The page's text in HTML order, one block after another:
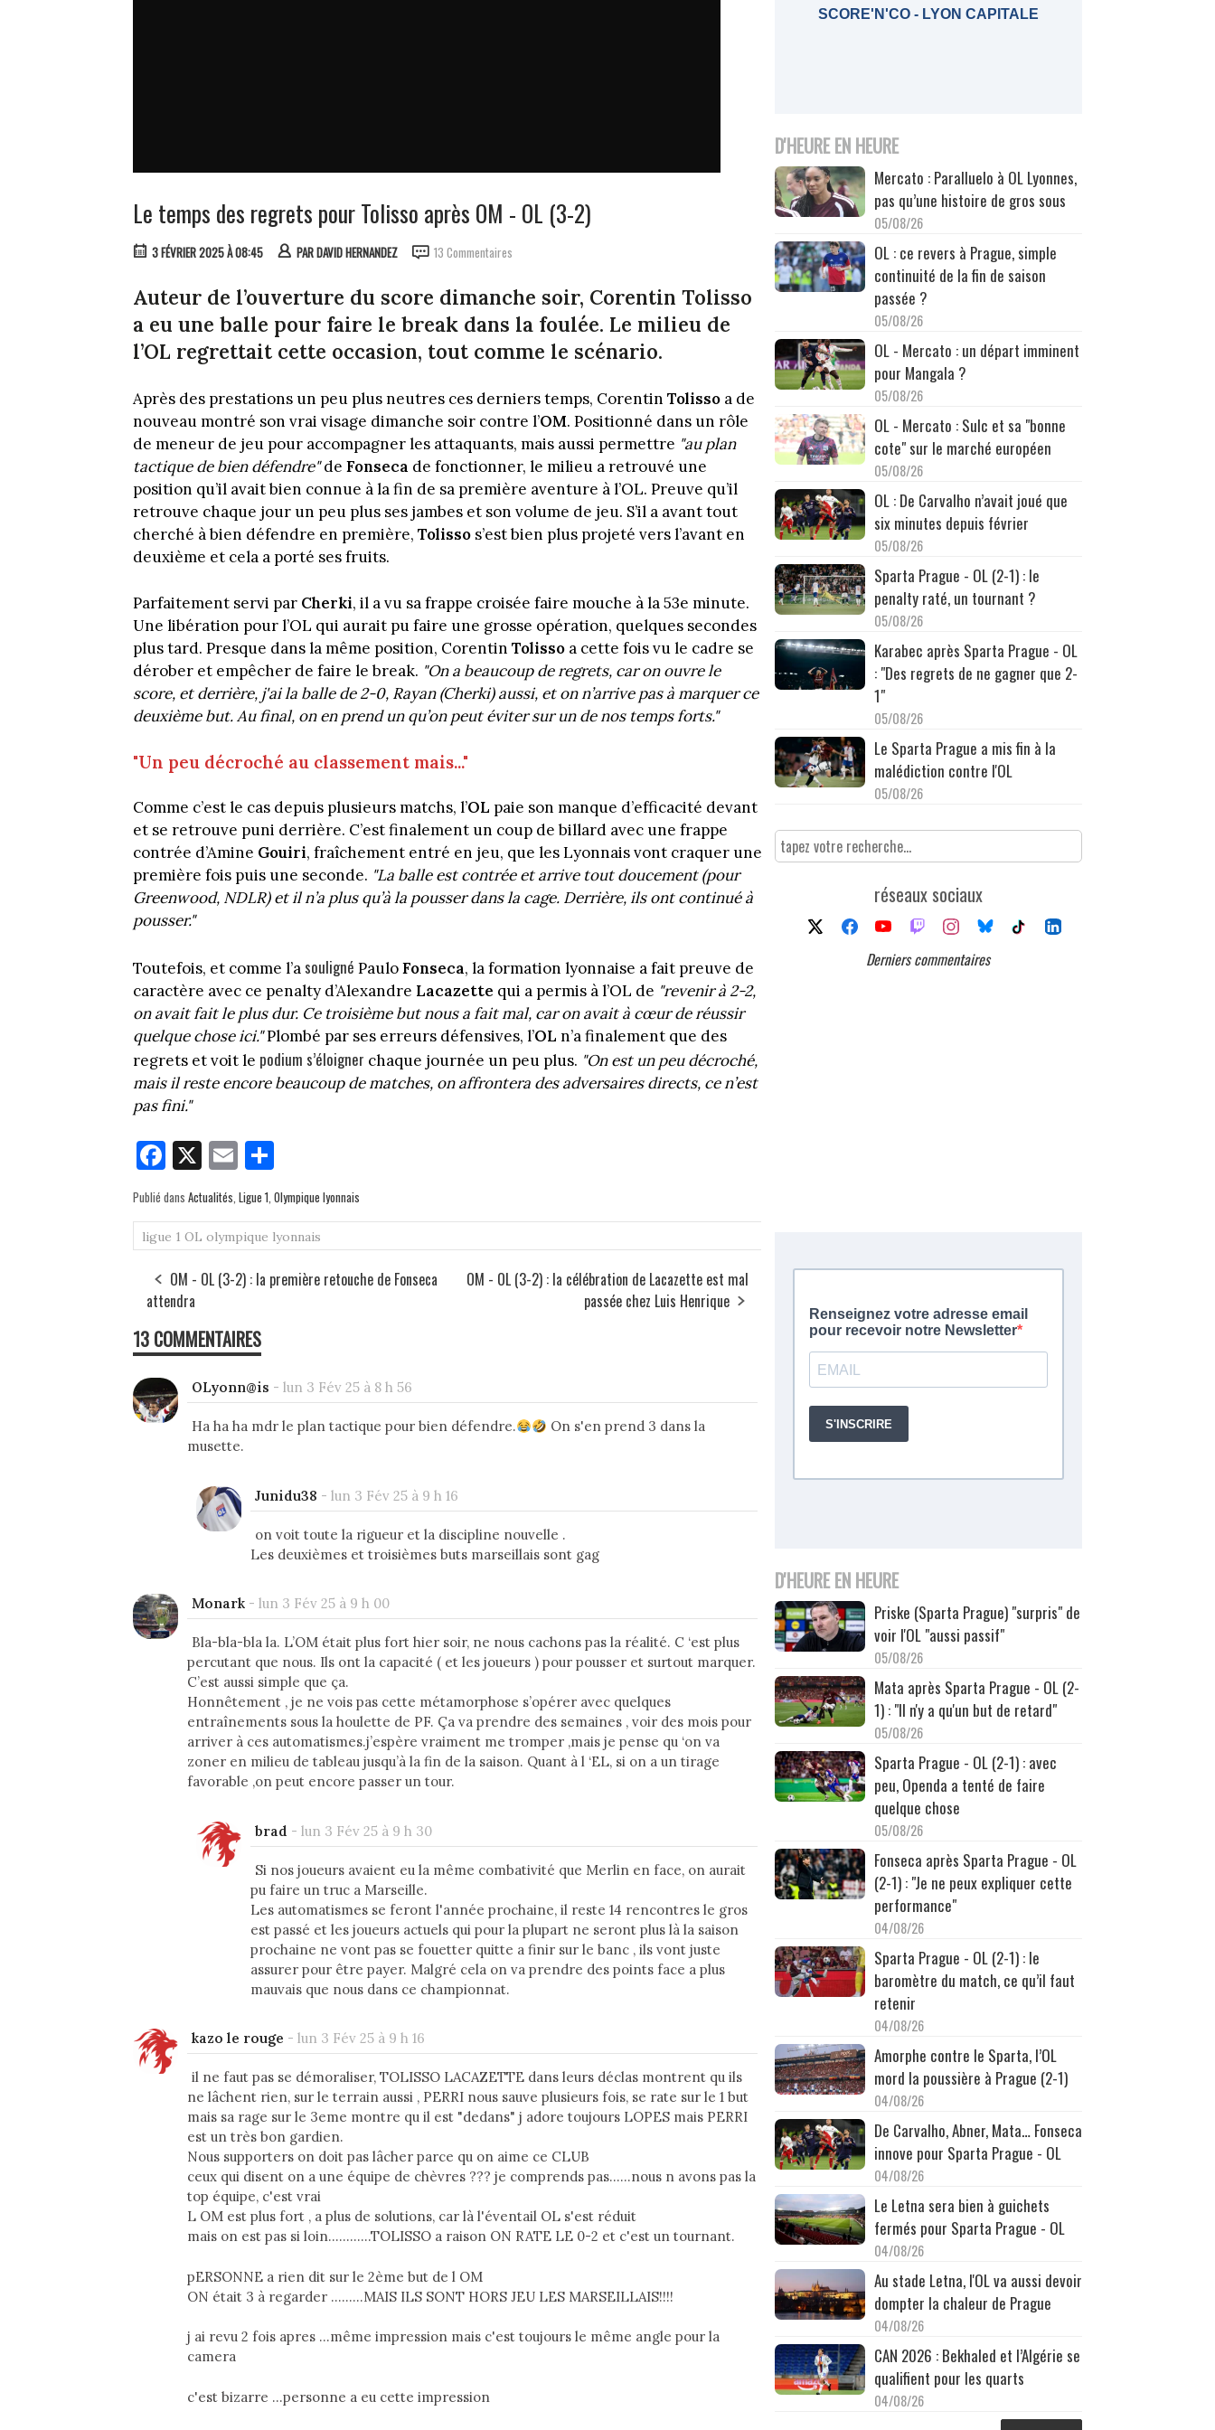
Le temps des regrets pour Tolisso après OM - OL (3-2)
3 FÉVRIER 2025 À 08:45 PARDAVID HERNANDEZ 13 Commentaires
Auteur de l’ouverture du score dimanche soir, Corentin Tolisso
a eu une balle pour faire le break dans la foulée. Le milieu de
l’OL regrettait cette occasion, tout comme le scénario.
Après des prestations un peu plus neutres ces derniers temps, Corentin Tolisso a de
nouveau montré son vrai visage dimanche soir contre l’OM. Positionné dans un rôle
de meneur de jeu pour accompagner les attaquants, mais aussi permettre "au plan
tactique de bien défendre"de Fonseca de fonctionner, le milieu a retrouvé une
position qu’il avait bien connue à la fin de sa première aventure à l’OL. Preuve qu’il
retrouve chaque jour un peu plus ses jambes et son volume de jeu. S’il a avant tout
cherché à bien défendre en première, Tolisso s’est bien plus projeté vers l’avant en
deuxième et cela a porté ses fruits.
Parfaitement servi par Cherki, il a vu sa frappe croisée faire mouche à la 53e minute.
Une libération pour l’OL qui aurait pu faire une grosse opération, quelques secondes
plus tard. Presque dans la même position, Corentin Tolisso a cette fois vu le cadre se
dérober et empêcher de faire le break. "On a beaucoup de regrets, car on ouvre le
score, et derrière, j'ai la balle de 2-0, Rayan (Cherki) aussi, et on n’arrive pas à marquer ce
deuxième but. Au final, on en prend un qu’on peut éviter sur un de nos temps forts."
"Un peu décroché au classement mais..."
Comme c’est le cas depuis plusieurs matchs, l’OL paie son manque d’efficacité devant
et se retrouve puni derrière. C’est finalement un coup de billard avec une frappe
contrée d’Amine Gouiri, fraîchement entré en jeu, que les Lyonnais vont craquer une
première fois puis une seconde. "La balle est contrée et arrive tout doucement (pour
Greenwood, NDLR) et il n’a plus qu’à la pousser dans la cage. Derrière, ils ont continué à
pousser."
Toutefois, et comme l’asouligné PauloFonseca, la formation lyonnaise a fait preuve de
caractère avec ce penalty d’Alexandre Lacazette qui a permis à l’OL de "revenir à 2-2,
on avait fait le plus dur. Ce troisième but nous a fait mal, car on avait à cœur de réussir
quelque chose ici."Plombé par ses erreurs défensives, l’OL n’a finalement que des
regrets et voit le podium s’éloigner chaque journée un peu plus. "On est un peu décroché,
mais il reste encore beaucoup de matches, on affrontera des adversaires directs, ce n’est
pas fini."
Fa
ce
bo
ok
X E
m
ail
rt
ag
er
Publié dans Actualités, Ligue 1, Olympique lyonnais
ligue 1 OL olympique lyonnais
OM - OL (3-2) : la première retouche de Fonseca
attendra
OM - OL (3-2) : la célébration de Lacazette est mal
passée chez Luis Henrique
13 COMMENTAIRES
OLyonn@is - lun 3 Fév 25 à 8 h 56
Ha ha ha mdr le plan tactique pour bien défendre.
On s'en prend 3 dans la
musette.
Junidu38 - lun 3 Fév 25 à 9 h 16
on voit toute la rigueur et la discipline nouvelle .
Les deuxièmes et troisièmes buts marseillais sont gag
Monark - lun 3 Fév 25 à 9 h 00
Bla-bla-bla la. L’OM était plus fort hier soir, ne nous cachons pas la réalité. C ‘est plus
percutant que nous. Ils ont la capacité ( et les joueurs ) pour pousser et surtout marquer.
C’est aussi simple que ça.
Honnêtement , je ne vois pas cette métamorphose s’opérer avec quelques
entraînements sous la houlette de PF. Ça va prendre des semaines , voir des mois pour
arriver à ces automatismes.j’espère vraiment me tromper ,mais je pense qu ‘on va
zoner en milieu de tableau jusqu’à la fin de la saison. Quant à l ‘EL, si on a un tirage
favorable ,on peut encore passer un tour.
brad - lun 3 Fév 25 à 9 h 30
Si nos joueurs avaient eu la même combativité que Merlin en face, on aurait
pu faire un truc a Marseille.
Les automatismes se feront l'année prochaine, il reste 14 rencontres le gros
est passé et les joueurs actuels qui pour la plupart ne seront plus là la saison
prochaine ne vont pas se fouetter quitte a finir sur le banc , ils vont juste
assurer pour être payer. Malgré cela on va prendre des points face a plus
mauvais que nous dans ce championnat.
kazo le rouge - lun 3 Fév 25 à 9 h 16
il ne faut pas se démoraliser, TOLISSO LACAZETTE dans leurs déclas montrent qu ils
ne lâchent rien, sur le terrain aussi , PERRI nous sauve plusieurs fois, se rate sur le 1 but
mais sa rage sur le 3eme montre qu il est "dedans" j adore toujours LOPES mais PERRI
est un très bon gardien.
Nous supporters on doit pas lâcher parce qu on aime ce CLUB
ceux qui disent on a une équipe de chèvres ??? je comprends pas......nous n avons pas la
top équipe, c'est vrai
L OM est plus fort , a plus de solutions, car là l'éventail OL s'est réduit
mais on est pas si loin............TOLISSO a raison ON RATE LE 0-2 et c'est un tournant.
pERSONNE a rien dit sur le 2ème but de l OM
ON était 3 à regarder .........MAIS ILS SONT HORS JEU LES MARSEILLAIS!!!!
j ai revu 2 fois apres ...même impression mais c'est toujours le même angle pour la
camera
c'est bizarre ...personne a eu cette impression
SCORE'N'CO - LYON CAPITALE
D'HEURE EN HEURE
Mercato : Paralluelo à OL Lyonnes,
pas qu’une histoire de gros sous
05/08/26
OL : ce revers à Prague, simple
continuité de la fin de saison
passée ?
05/08/26
OL - Mercato : un départ imminent
pour Mangala ?
05/08/26
OL - Mercato : Sulc et sa "bonne
cote" sur le marché européen
05/08/26
OL : De Carvalho n’avait joué que
six minutes depuis février
05/08/26
Sparta Prague - OL (2-1) : le
penalty raté, un tournant ?
05/08/26
Karabec après Sparta Prague - OL
: "Des regrets de ne gagner que 2-
1"
05/08/26
Le Sparta Prague a mis fin à la
malédiction contre l'OL
05/08/26
réseaux sociaux
Derniers commentaires
D'HEURE EN HEURE
Priske (Sparta Prague) "surpris" de
voir l'OL "aussi passif"
05/08/26
Mata après Sparta Prague - OL (2-
1) : "Il n'y a qu'un but de retard"
05/08/26
Sparta Prague - OL (2-1) : avec
peu, Openda a tenté de faire
quelque chose
05/08/26
Fonseca après Sparta Prague - OL
(2-1) : "Je ne peux expliquer cette
performance"
04/08/26
Sparta Prague - OL (2-1) : le
baromètre du match, ce qu’il faut
retenir
04/08/26
Amorphe contre le Sparta, l’OL
mord la poussière à Prague (2-1)
04/08/26
De Carvalho, Abner, Mata… Fonseca
innove pour Sparta Prague - OL
04/08/26
Le Letna sera bien à guichets
fermés pour Sparta Prague - OL
04/08/26
Au stade Letna, l'OL va aussi devoir
dompter la chaleur de Prague
04/08/26
CAN 2026 : Bekhaled et l’Algérie se
qualifient pour les quarts
04/08/26